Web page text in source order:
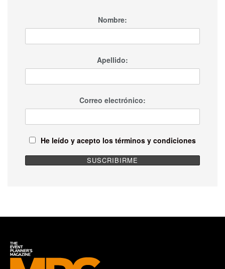
Nombre:
Apellido:
Correo electrónico:
He leído y acepto los términos y condiciones